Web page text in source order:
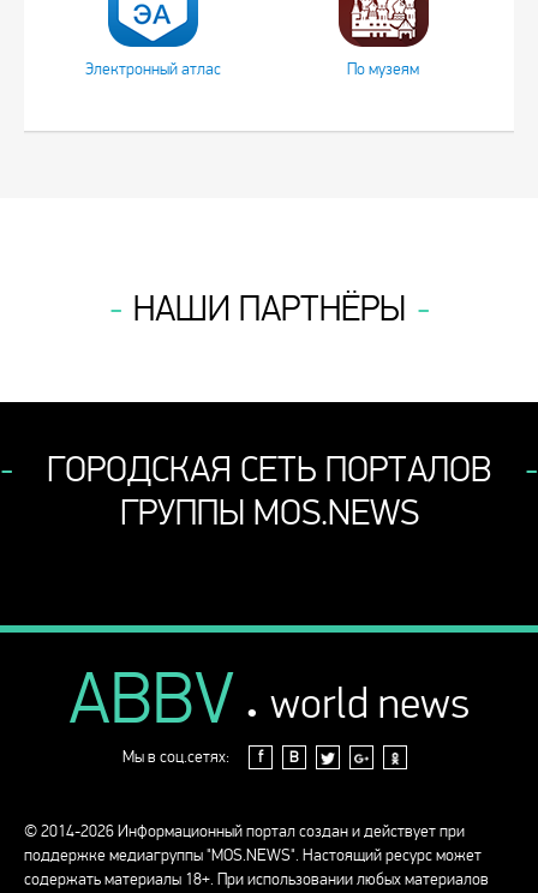
Электронный атлас По музеям
НАШИ ПАРТНЁРЫ
ГОРОДСКАЯ СЕТЬ ПОРТАЛОВ
ГРУППЫ MOS.NEWS
ABBV . world news
Мы в соц.сетях: f В
© 2014-2026 Информационный портал создан и действует при
поддержке медиагруппы "MOS.NEWS". Настоящий ресурс может
содержать материалы 18+. При использовании любых материалов